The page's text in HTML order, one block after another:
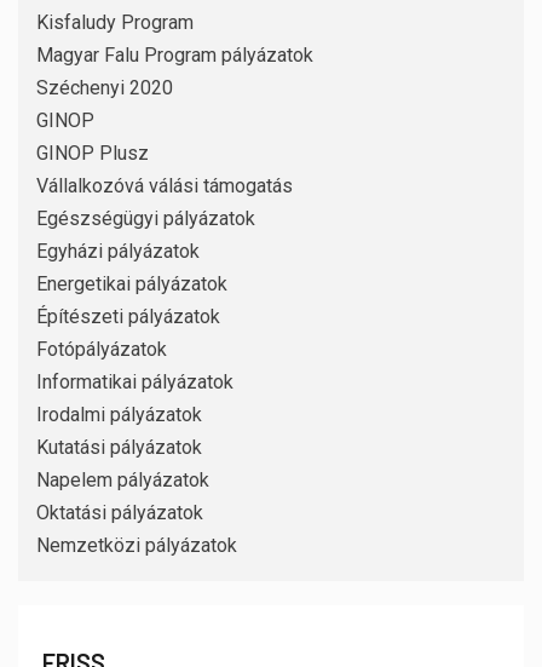
Kisfaludy Program
Magyar Falu Program pályázatok
Széchenyi 2020
GINOP
GINOP Plusz
Vállalkozóvá válási támogatás
Egészségügyi pályázatok
Egyházi pályázatok
Energetikai pályázatok
Építészeti pályázatok
Fotópályázatok
Informatikai pályázatok
Irodalmi pályázatok
Kutatási pályázatok
Napelem pályázatok
Oktatási pályázatok
Nemzetközi pályázatok